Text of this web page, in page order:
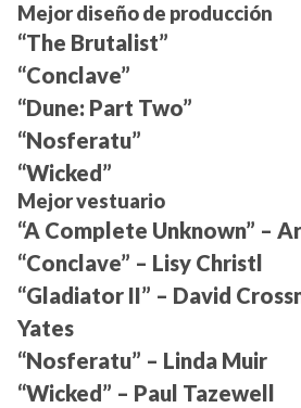
Mejor diseño de producción
“The Brutalist”
“Conclave”
“Dune: Part Two”
“Nosferatu”
“Wicked”
Mejor vestuario
“A Complete Unknown” –
“Conclave” – Lisy Christl
“Gladiator II” – David
Yates
“Nosferatu” – Linda Muir
“Wicked” – Paul Tazewell